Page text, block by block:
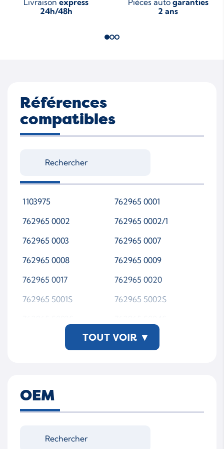
24h/48h
2 ans
Références
compatibles
1103975
762965 0001
762965 0002
762965 0002/1
762965 0003
762965 0007
762965 0008
762965 0009
762965 0017
762965 0020
762965 5001S
762965 5002S
762965 5008S
762965-0002
762965-0003
762965-0007
762965-0008
TOUT VOIR ▾
OEM